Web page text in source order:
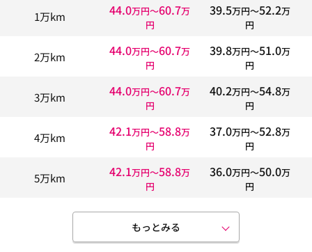
1万km 44.0万円〜60.7万
円
39.5万円〜52.2万
円
2万km 44.0万円〜60.7万
円
39.8万円〜51.0万
円
3万km 44.0万円〜60.7万
円
40.2万円〜54.8万
円
4万km 42.1万円〜58.8万
円
37.0万円〜52.8万
円
5万km 42.1万円〜58.8万
円
36.0万円〜50.0万
円
もっとみる